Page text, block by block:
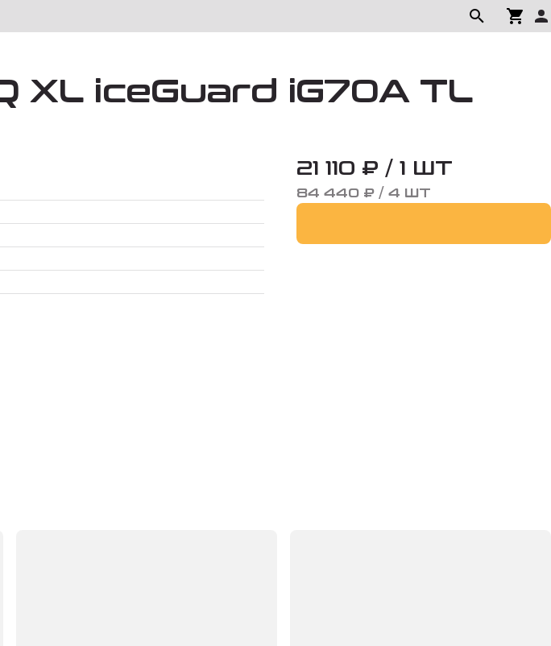
XL iceGuard iG70A TL
21 110 ₽ / 1 ШТ
84 440 ₽ / 4 ШТ